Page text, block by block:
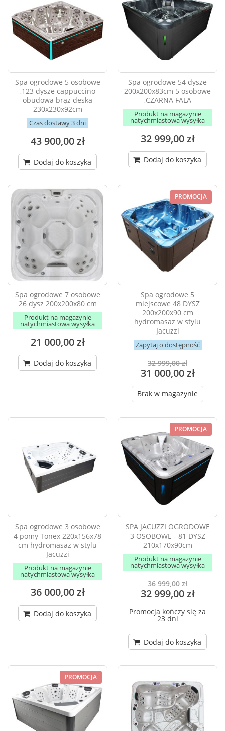
Spa ogrodowe 5 osobowe
,123 dysze cappuccino
obudowa brąz deska
230x230x92cm
Czas dostawy 3 dni
43 900,00 zł
Dodaj do koszyka
Spa ogrodowe 54 dysze
200x200x83cm 5 osobowe
,CZARNA FALA
Produkt na magazynie
natychmiastowa wysyłka
32 999,00 zł
Dodaj do koszyka
Spa ogrodowe 7 osobowe
26 dysz 200x200x80 cm
Produkt na magazynie
natychmiastowa wysyłka
21 000,00 zł
Dodaj do koszyka
PROMOCJA
Spa ogrodowe 5
miejscowe 48 DYSZ
200x200x90 cm
hydromasaz w stylu
Jacuzzi
Zapytaj o dostępność
32 999,00 zł
31 000,00 zł
Brak w magazynie
Spa ogrodowe 3 osobowe
4 pomy Tonex 220x156x78
cm hydromasaz w stylu
Jacuzzi
Produkt na magazynie
natychmiastowa wysyłka
36 000,00 zł
Dodaj do koszyka
PROMOCJA
SPA JACUZZI OGRODOWE
3 OSOBOWE - 81 DYSZ
210x170x90cm
Produkt na magazynie
natychmiastowa wysyłka
36 999,00 zł
32 999,00 zł
Promocja kończy się za
23 dni
Dodaj do koszyka
PROMOCJA